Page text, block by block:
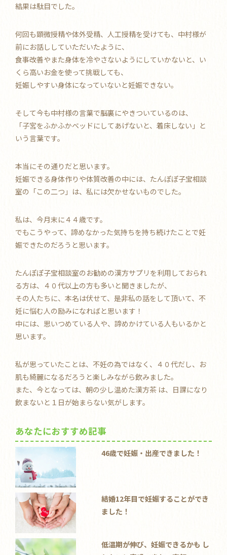
結果は駄目でした。
何回も顕微授精や体外受精、人工授精を受けても、中村様が
前にお話ししていただいたように、
食事改善やまた身体を冷やさないようにしていかないと、い
くら高いお金を使って挑戦しても、
妊娠しやすい身体になっていないと妊娠できない。
そして今も中村様の言葉で脳裏にやきついているのは、
「子宮をふかふかベッドにしてあげないと、着床しない」と
いう言葉です。
本当にその通りだと思います。
妊娠できる身体作りや体質改善の中には、たんぽぽ子宝相談
室の「この二つ」は、私には欠かせないものでした。
私は、今月末に４４歳です。
でもこうやって、諦めなかった気持ちを持ち続けたことで妊
娠できたのだろうと思います。
たんぽぽ子宝相談室のお勧めの漢方サプリを利用しておられ
る方は、４０代以上の方も多いと聞きましたが、
その人たちに、本名は伏せて、是非私の話をして頂いて、不
妊に悩む人の励みになればと思います！
中には、思いつめている人や、諦めかけている人もいるかと
思います。
私が思っていたことは、不妊の為ではなく、４０代だし、お
肌も綺麗になるだろうと楽しみながら飲みました。
また、今となっては、朝の少し温めた漢方茶 は、日課になり
飲まないと１日が始まらない気がします。
あなたにおすすめ記事
46歳で妊娠・出産できました！
結婚12年目で妊娠することができ
ました！
低温期が伸び、妊娠できるかも し